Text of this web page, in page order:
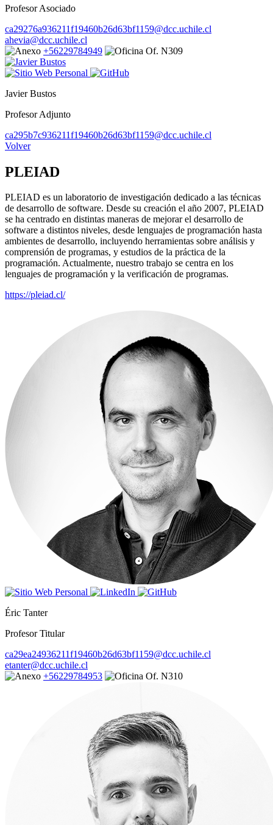
Profesor Asociado
ca29276a936211f19460b26d63bf1159@dcc.uchile.cl
ahevia@dcc.uchile.cl
+56229784949
Of. N309
Javier Bustos
Profesor Adjunto
ca295b7c936211f19460b26d63bf1159@dcc.uchile.cl
Volver
PLEIAD
PLEIAD es un laboratorio de investigación dedicado a las técnicas
de desarrollo de software. Desde su creación el año 2007, PLEIAD
se ha centrado en distintas maneras de mejorar el desarrollo de
software a distintos niveles, desde lenguajes de programación hasta
ambientes de desarrollo, incluyendo herramientas sobre análisis y
comprensión de programas, y estudios de la práctica de la
programación. Actualmente, nuestro trabajo se centra en los
lenguajes de programación y la verificación de programas.
https://pleiad.cl/
Éric Tanter
Profesor Titular
ca29ea24936211f19460b26d63bf1159@dcc.uchile.cl
etanter@dcc.uchile.cl
+56229784953
Of. N310